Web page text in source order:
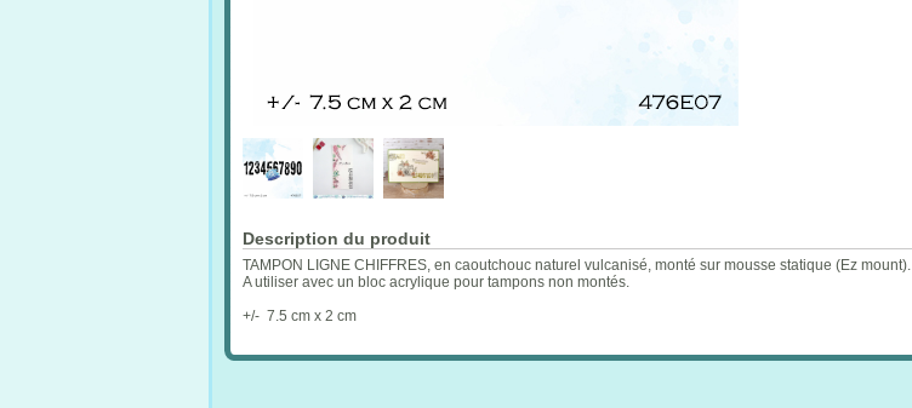
Description du produit
TAMPON LIGNE CHIFFRES, en caoutchouc naturel vulcanisé, monté sur mousse statique (Ez mount).
A utiliser avec un bloc acrylique pour tampons non montés.
+/- 7.5 cm x 2 cm